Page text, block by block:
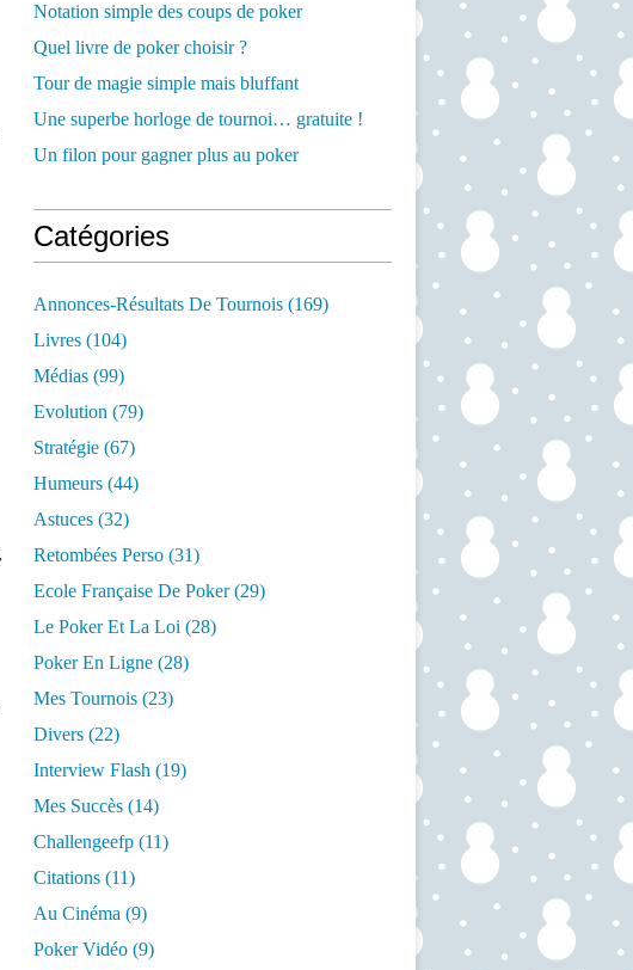
Notation simple des coups de poker
Quel livre de poker choisir ?
Tour de magie simple mais bluffant
Une superbe horloge de tournoi… gratuite !
Un filon pour gagner plus au poker
Catégories
Annonces-Résultats De Tournois (169)
Livres (104)
Médias (99)
Evolution (79)
Stratégie (67)
Humeurs (44)
Astuces (32)
Retombées Perso (31)
Ecole Française De Poker(29)
Le Poker Et La Loi (28)
Poker En Ligne (28)
Mes Tournois (23)
Divers (22)
Interview Flash (19)
Mes Succès (14)
Challengeefp (11)
Citations (11)
Au Cinéma (9)
Poker Vidéo (9)